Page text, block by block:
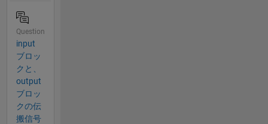
Question
input
ブロッ
クと、
output
ブロッ
クの伝
搬信号